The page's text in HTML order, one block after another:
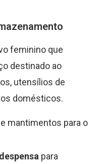
feminino que
destinado ao
utensílios de
domésticos.
mantimentos para o
despensa para